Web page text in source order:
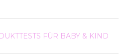
FÜR BABY & KIND